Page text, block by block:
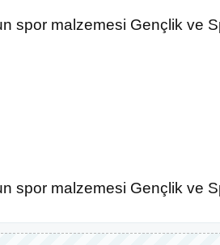
spor malzemesi Gençlik ve
spor malzemesi Gençlik ve